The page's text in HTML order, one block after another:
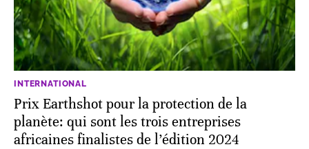
INTERNATIONAL
Prix Earthshot pour la protection de la
planète: qui sont les trois entreprises
africaines finalistes de l’édition 2024